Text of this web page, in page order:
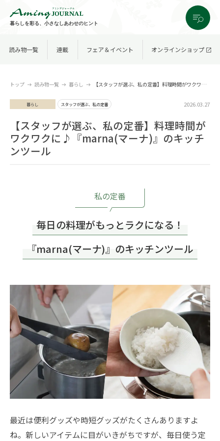
暮らしを彩る、小さなしあわせのヒント
読み物一覧 連載 フェア＆イベント オンラインショップ
トップ 読み物一覧 暮らし 【スタッフが選ぶ、私の定番】料理時間がワクワクに♪『marna(マーナ)』のキッチンツール
暮らし スタッフが選ぶ、私の定番 2026.03.27
【スタッフが選ぶ、私の定番】料理時間が
ワクワクに♪『marna(マーナ)』のキッチ
ンツール
私の定番
毎日の料理がもっとラクになる！
『marna(マーナ)』のキッチンツール
最近は便利グッズや時短グッズがたくさんありますよ
ね。新しいアイテムに目がいきがちですが、毎日使う定